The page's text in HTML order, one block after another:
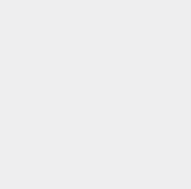
через любой